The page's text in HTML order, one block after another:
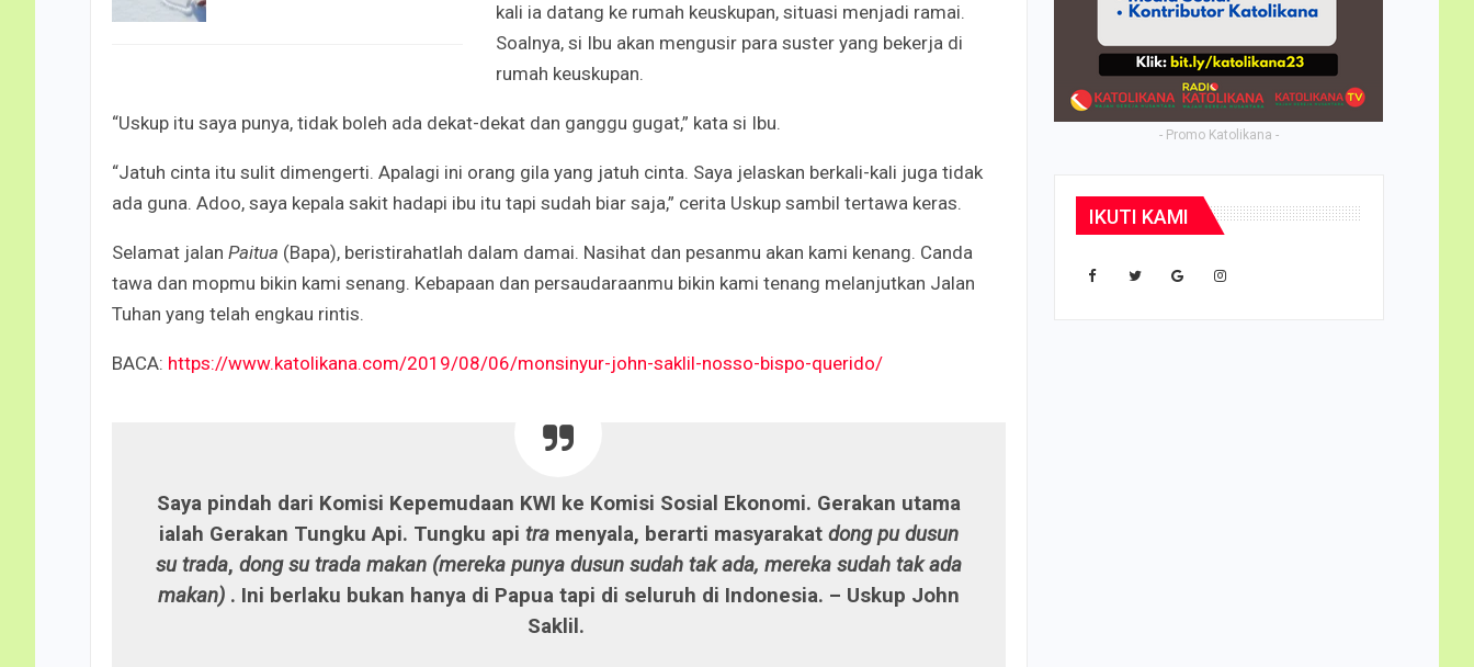
kali ia datang ke rumah keuskupan, situasi menjadi ramai.
Soalnya, si Ibu akan mengusir para suster yang bekerja di
rumah keuskupan.
“Uskup itu saya punya, tidak boleh ada dekat-dekat dan ganggu gugat,” kata si Ibu.
“Jatuh cinta itu sulit dimengerti. Apalagi ini orang gila yang jatuh cinta. Saya jelaskan berkali-kali juga tidak
ada guna. Adoo, saya kepala sakit hadapi ibu itu tapi sudah biar saja,” cerita Uskup sambil tertawa keras.
Selamat jalan Paitua (Bapa), beristirahatlah dalam damai. Nasihat dan pesanmu akan kami kenang. Canda
tawa dan mopmu bikin kami senang. Kebapaan dan persaudaraanmu bikin kami tenang melanjutkan Jalan
Tuhan yang telah engkau rintis.
BACA: https://www.katolikana.com/2019/08/06/monsinyur-john-saklil-nosso-bispo-querido/
Saya pindah dari Komisi Kepemudaan KWI ke Komisi Sosial Ekonomi. Gerakan utama
ialah Gerakan Tungku Api. Tungku api tramenyala, berarti masyarakat dong pu dusun
su trada, dong su trada makan (mereka punya dusun sudah tak ada, mereka sudah tak ada
makan) . Ini berlaku bukan hanya di Papua tapi di seluruh di Indonesia. – Uskup John
Saklil.
- Promo Katolikana -
IKUTI KAMI